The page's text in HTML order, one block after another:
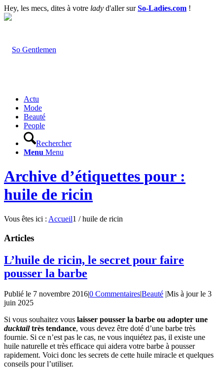
Hey, les mecs, dites à votre lady d'aller surSo-Ladies.com !
Actu
Mode
Beauté
People
Rechercher
Menu Menu
Archive d’étiquettes pour :
huile de ricin
Vous êtes ici : Accueil1 / huile de ricin
Articles
L’huile de ricin, le secret pour faire
pousser la barbe
Publié le 7 novembre 2016|0 Commentaires|Beauté |Mis à jour le 3
juin 2025
Si vous souhaitez vous laisser pousser la barbe ou adopter une
ducktailtrès tendance, vous devez être doté d’une barbe très
fournie. Si ce n’est pas le cas, ne vous inquiétez pas, il existe une
huile naturelle et très efficace qui aidera votre barbe à pousser
rapidement. Voici donc les secrets de cette huile miracle et quelques
conseils pour l’utiliser.